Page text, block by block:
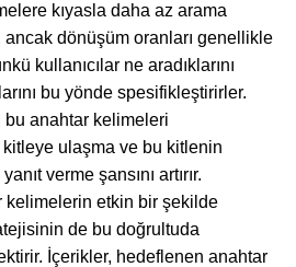
kıyasla daha az arama
dönüşüm oranları genellikle
kullanıcılar ne aradıklarını
bu yönde spesifikleştirirler.
anahtar kelimeleri
ulaşma ve bu kitlenin
verme şansını artırır.
kelimelerin etkin bir şekilde
de bu doğrultuda
İçerikler, hedeflenen anahtar